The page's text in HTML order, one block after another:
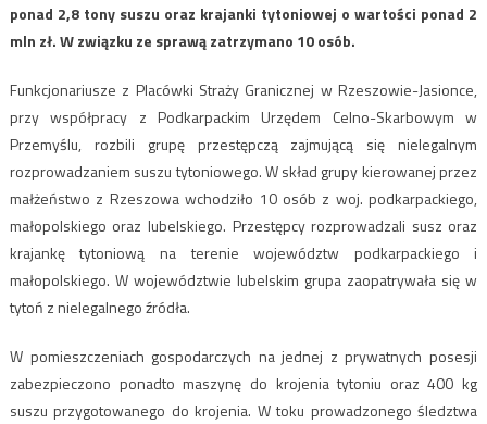
ponad 2,8 tony suszu oraz krajanki tytoniowej o wartości ponad 2
mln zł. W związku ze sprawą zatrzymano 10 osób.
Funkcjonariusze z Placówki Straży Granicznej w Rzeszowie-Jasionce,
przy współpracy z Podkarpackim Urzędem Celno-Skarbowym w
Przemyślu, rozbili grupę przestępczą zajmującą się nielegalnym
rozprowadzaniem suszu tytoniowego. W skład grupy kierowanej przez
małżeństwo z Rzeszowa wchodziło 10 osób z woj. podkarpackiego,
małopolskiego oraz lubelskiego. Przestępcy rozprowadzali susz oraz
krajankę tytoniową na terenie województw podkarpackiego i
małopolskiego. W województwie lubelskim grupa zaopatrywała się w
tytoń z nielegalnego źródła.
W pomieszczeniach gospodarczych na jednej z prywatnych posesji
zabezpieczono ponadto maszynę do krojenia tytoniu oraz 400 kg
suszu przygotowanego do krojenia. W toku prowadzonego śledztwa